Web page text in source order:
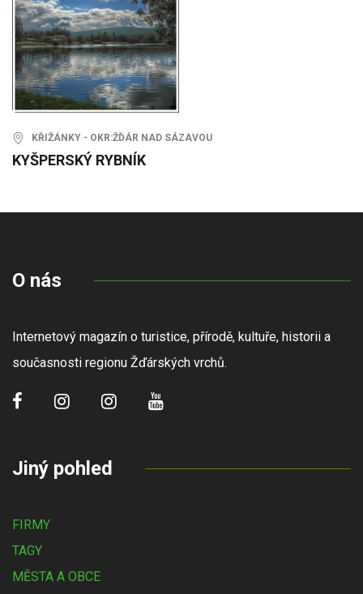
KŘIŽÁNKY - OKR:ŽĎÁR NAD SÁZAVOU
KYŠPERSKÝ RYBNÍK
O nás
Internetový magazín o turistice, přírodě, kultuře, historii a
současnosti regionu Žďárských vrchů.
Jiný pohled
FIRMY
TAGY
MĚSTA A OBCE